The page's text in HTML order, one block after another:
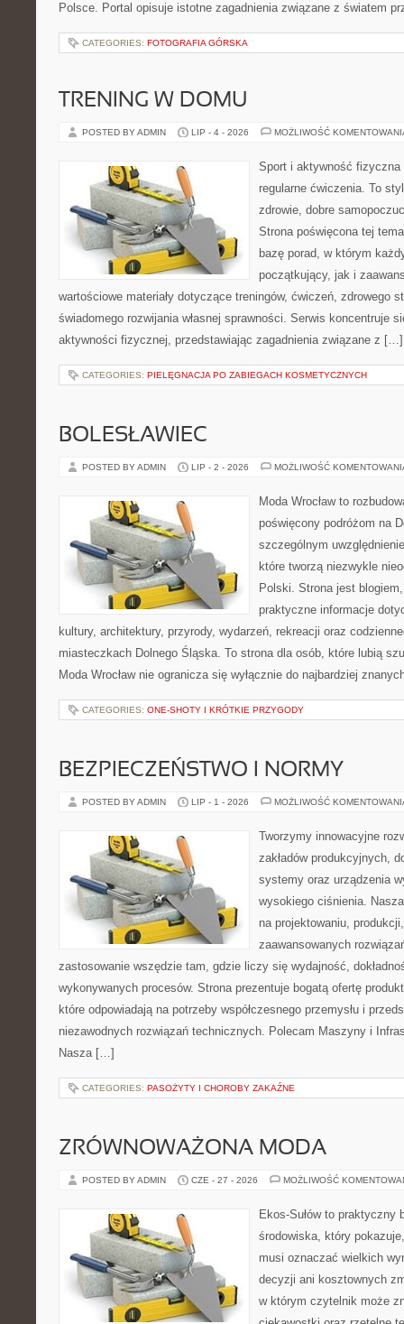
Polsce. Portal opisuje istotne zagadnienia związane z światem
CATEGORIES: FOTOGRAFIA GÓRSKA
TRENING W DOMU
POSTED BY ADMIN LIP - 4 - 2026 MOŻLIWOŚĆ
Sport i aktywność
regularne ćwiczenia. To
zdrowie, dobre
Strona poświęcona tej
bazę porad, w którym
początkujący, jak i
wartościowe materiały dotyczące treningów, ćwiczeń, zdrowego
świadomego rozwijania własnej sprawności. Serwis koncentruje
aktywności fizycznej, przedstawiając zagadnienia związane z […]
CATEGORIES: PIELĘGNACJA PO ZABIEGACH KOSMETYCZNYCH
BOLESŁAWIEC
POSTED BY ADMIN LIP - 2 - 2026 MOŻLIWOŚĆ
Moda Wrocław to
poświęcony podróżom na
szczególnym
które tworzą niezwykle
Polski. Strona jest
praktyczne informacje
kultury, architektury, przyrody, wydarzeń, rekreacji oraz
miasteczkach Dolnego Śląska. To strona dla osób, które lubią
Moda Wrocław nie ogranicza się wyłącznie do najbardziej
CATEGORIES: ONE-SHOTY I KRÓTKIE PRZYGODY
BEZPIECZEŃSTWO I NORMY
POSTED BY ADMIN LIP - 1 - 2026 MOŻLIWOŚĆ
Tworzymy innowacyjne
zakładów produkcyjnych,
systemy oraz urządzenia
wysokiego ciśnienia.
na projektowaniu,
zaawansowanych
zastosowanie wszędzie tam, gdzie liczy się wydajność,
wykonywanych procesów. Strona prezentuje bogatą ofertę
które odpowiadają na potrzeby współczesnego przemysłu i
niezawodnych rozwiązań technicznych. Polecam Maszyny i
Nasza […]
CATEGORIES: PASOŻYTY I CHOROBY ZAKAŹNE
ZRÓWNOWAŻONA MODA
POSTED BY ADMIN CZE - 27 - 2026 MOŻLIWOŚĆ
Ekos-Sułów to praktyczny
środowiska, który
musi oznaczać wielkich
decyzji ani kosztownych
w którym czytelnik może